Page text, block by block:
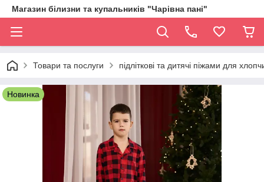
Магазин білизни та купальників "Чарівна пані"
Товари та послуги підліткові та дитячі піжами для
Новинка